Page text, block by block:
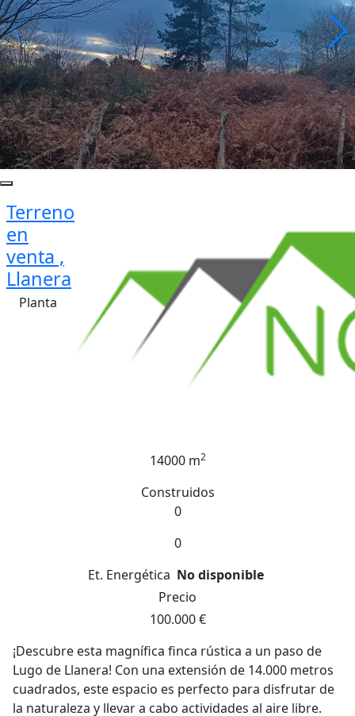
Terreno
en
venta ,
Llanera
Planta
14000 m2
Construidos
0
0
Et. Energética No disponible
Precio
100.000 €
¡Descubre esta magnífica finca rústica a un paso de
Lugo de Llanera! Con una extensión de 14.000 metros
cuadrados, este espacio es perfecto para disfrutar de
la naturaleza y llevar a cabo actividades al aire libre.